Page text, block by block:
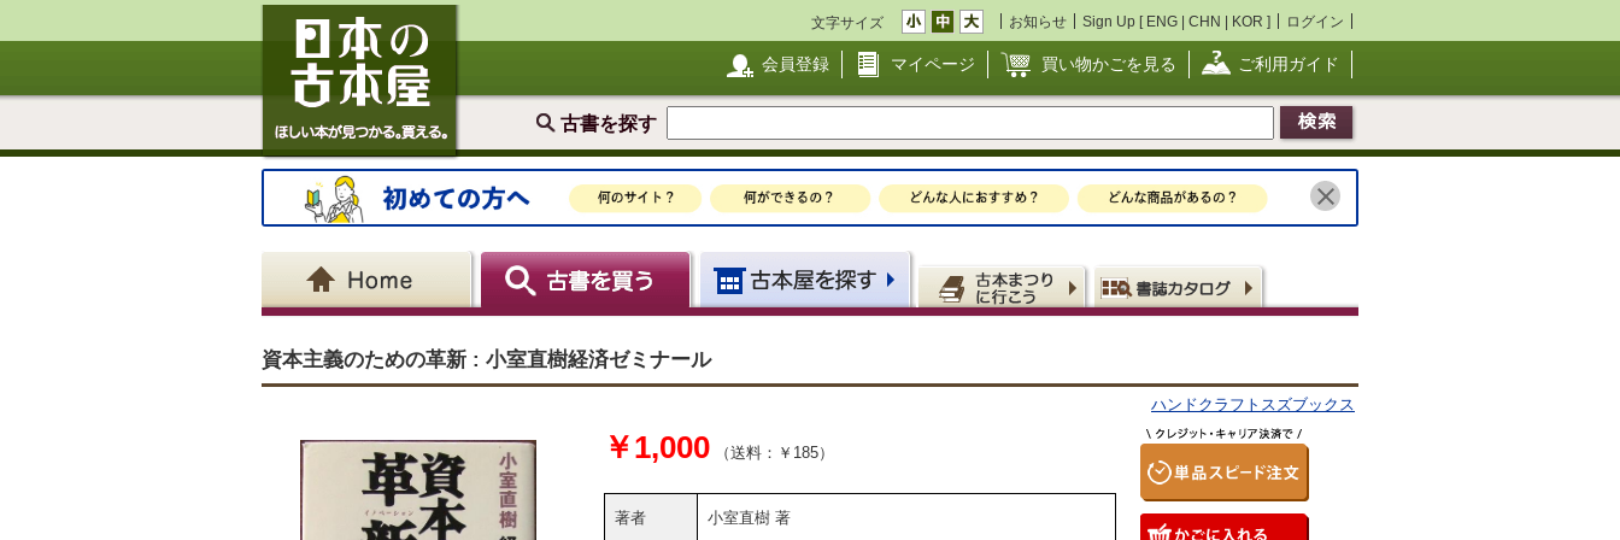
文字サイズ お知らせ Sign Up [ ENG | CHN | KOR ] ログイン
会員登録 マイページ 買い物かごを見る ご利用ガイド
古書を探す
資本主義のための革新 : 小室直樹経済ゼミナール
ハンドクラフトスズブックス
￥1,000 （送料：￥185）
著者 小室直樹 著